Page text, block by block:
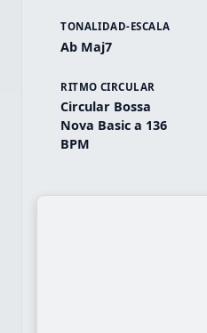
TONALIDAD-ESCALA
Ab Maj7
RITMO CIRCULAR
Circular Bossa
Nova Basic a 136
BPM